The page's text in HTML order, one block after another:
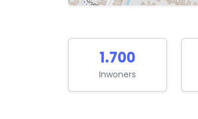
1.700
Inwoners